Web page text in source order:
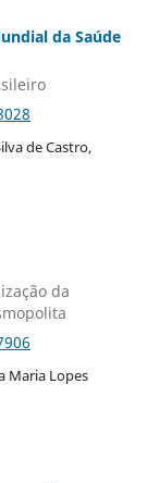
da Saúde
de Castro,
da
Maria Lopes